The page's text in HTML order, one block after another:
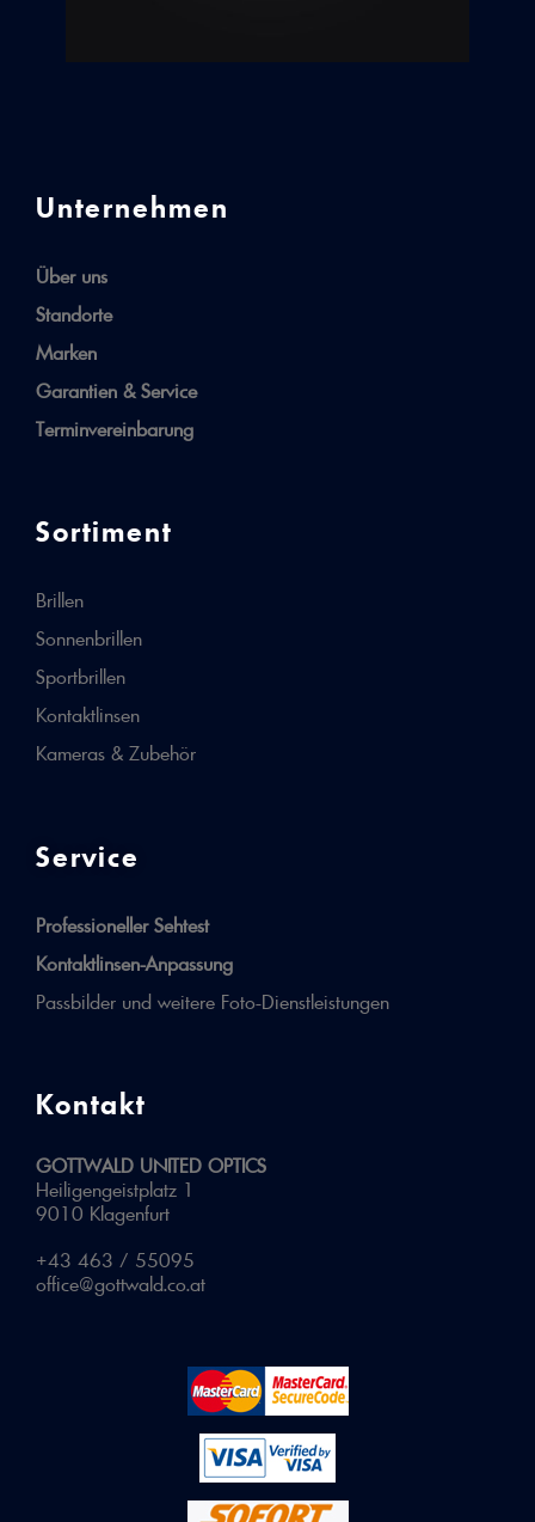
Unternehmen
Über uns
Standorte
Marken
Garantien & Service
Terminvereinbarung
Sortiment
Brillen
Sonnenbrillen
Sportbrillen
Kontaktlinsen
Kameras & Zubehör
Service
Professioneller Sehtest
Kontaktlinsen-Anpassung
Passbilder und weitere Foto-Dienstleistungen
Kontakt
GOTTWALD UNITED OPTICS
Heiligengeistplatz 1
9010 Klagenfurt
+43 463 / 55095
office@gottwald.co.at